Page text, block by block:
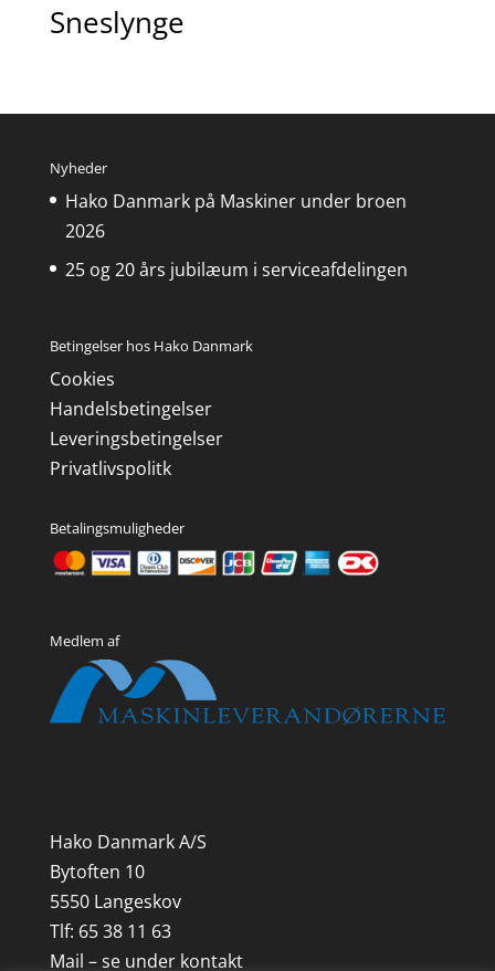
Sneslynge
Nyheder
Hako Danmark på Maskiner under broen
2026
25 og 20 års jubilæum i serviceafdelingen
Betingelser hos Hako Danmark
Cookies
Handelsbetingelser
Leveringsbetingelser
Privatlivspolitk
Betalingsmuligheder
Medlem af
Hako Danmark A/S
Bytoften 10
5550 Langeskov
Tlf: 65 38 11 63
Mail – se under kontakt